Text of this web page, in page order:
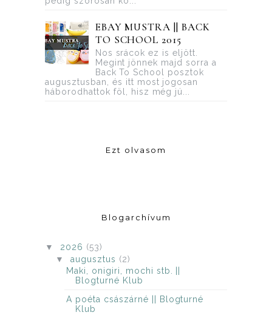
EBAY MUSTRA || BACK
TO SCHOOL 2015
Nos srácok ez is eljött.
Megint jönnek majd sorra a
Back To School posztok
augusztusban, és itt most jogosan
háborodhattok föl, hisz még jú...
Ezt olvasom
Blogarchívum
▼ 2026 (53)
▼ augusztus (2)
Maki, ​onigiri, mochi stb. ||
Blogturné Klub
A poéta császárné || Blogturné
Klub